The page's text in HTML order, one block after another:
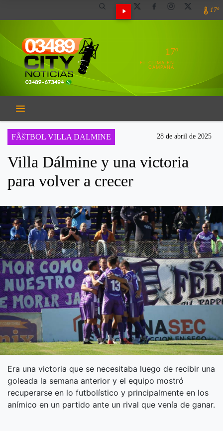
17º
17º
EL CLIMA EN
CAMPANA
FÃšTBOL VILLA DALMINE 28 de abril de 2025
Villa Dálmine y una victoria
para volver a crecer
Era una victoria que se necesitaba luego de recibir una
goleada la semana anterior y el equipo mostró
recuperarse en lo futbolístico y principalmente en los
anímico en un partido ante un rival que venía de ganar.